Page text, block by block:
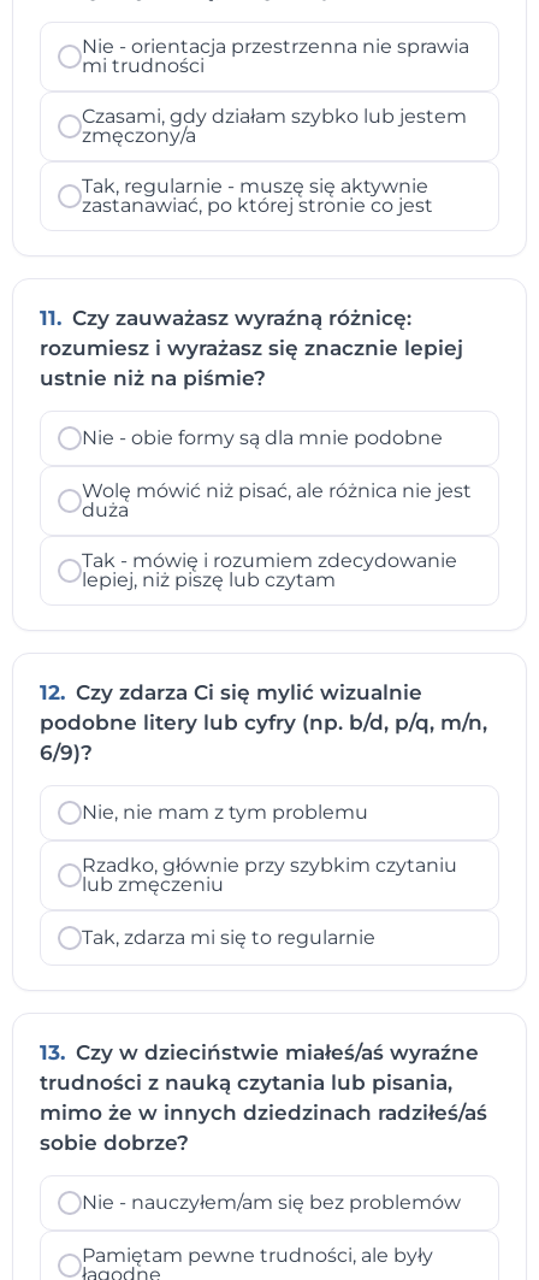
Nie - orientacja przestrzenna nie sprawia
mi trudności
Czasami, gdy działam szybko lub jestem
zmęczony/a
Tak, regularnie - muszę się aktywnie
zastanawiać, po której stronie co jest
11. Czy zauważasz wyraźną różnicę:
rozumiesz i wyrażasz się znacznie lepiej
ustnie niż na piśmie?
Nie - obie formy są dla mnie podobne
Wolę mówić niż pisać, ale różnica nie jest
duża
Tak - mówię i rozumiem zdecydowanie
lepiej, niż piszę lub czytam
12. Czy zdarza Ci się mylić wizualnie
podobne litery lub cyfry (np. b/d, p/q, m/n,
6/9)?
Nie, nie mam z tym problemu
Rzadko, głównie przy szybkim czytaniu
lub zmęczeniu
Tak, zdarza mi się to regularnie
13. Czy w dzieciństwie miałeś/aś wyraźne
trudności z nauką czytania lub pisania,
mimo że w innych dziedzinach radziłeś/aś
sobie dobrze?
Nie - nauczyłem/am się bez problemów
Pamiętam pewne trudności, ale były
łagodne